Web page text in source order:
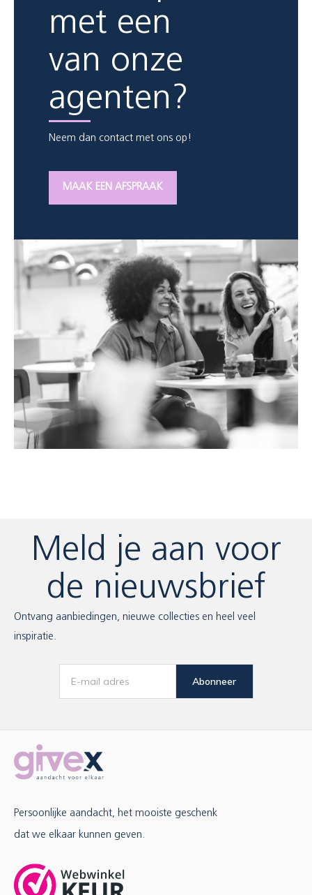
met een
van onze
agenten?
Neem dan contact met ons op!
MAAK EEN AFSPRAAK
Meld je aan voor
de nieuwsbrief
Ontvang aanbiedingen, nieuwe collecties en heel veel
inspiratie.
Abonneer
Persoonlijke aandacht, het mooiste geschenk
dat we elkaar kunnen geven.